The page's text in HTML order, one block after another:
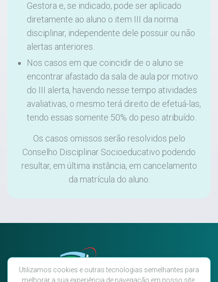
Gestora e, se indicado, pode ser aplicado
diretamente ao aluno o item III da norma
disciplinar, independente dele possuir ou não
alertas anteriores.
Nos casos em que coincidir de o aluno se
encontrar afastado da sala de aula por motivo
do III alerta, havendo nesse tempo atividades
avaliativas, o mesmo terá direito de efetuá-las,
tendo essas somente 50% do peso atribuído.
Os casos omissos serão resolvidos pelo
Conselho Disciplinar Socioeducativo podendo
resultar, em última instância, em cancelamento
da matrícula do aluno.
Utilizamos cookies e outras tecnologias semelhantes para
melhorar a sua experiência de navegação em nosso site.